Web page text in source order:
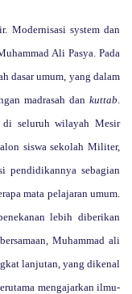
Modernisasi system dan
Ali Pasya. Pada
dasar umum, yang dalam
madrasah dan kuttab.
di seluruh wilayah Mesir
siswa sekolah Militer,
pendidikannya sebagian
mata pelajaran umum.
lebih diberikan
Muhammad ali
lanjutan, yang dikenal
mengajarkan ilmu-